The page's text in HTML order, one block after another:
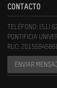
CONTACTO
TELÉFONO: (51)
PONTIFICIA
RUC:
ENVIAR